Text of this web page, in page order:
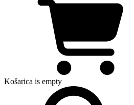
Košarica is empty